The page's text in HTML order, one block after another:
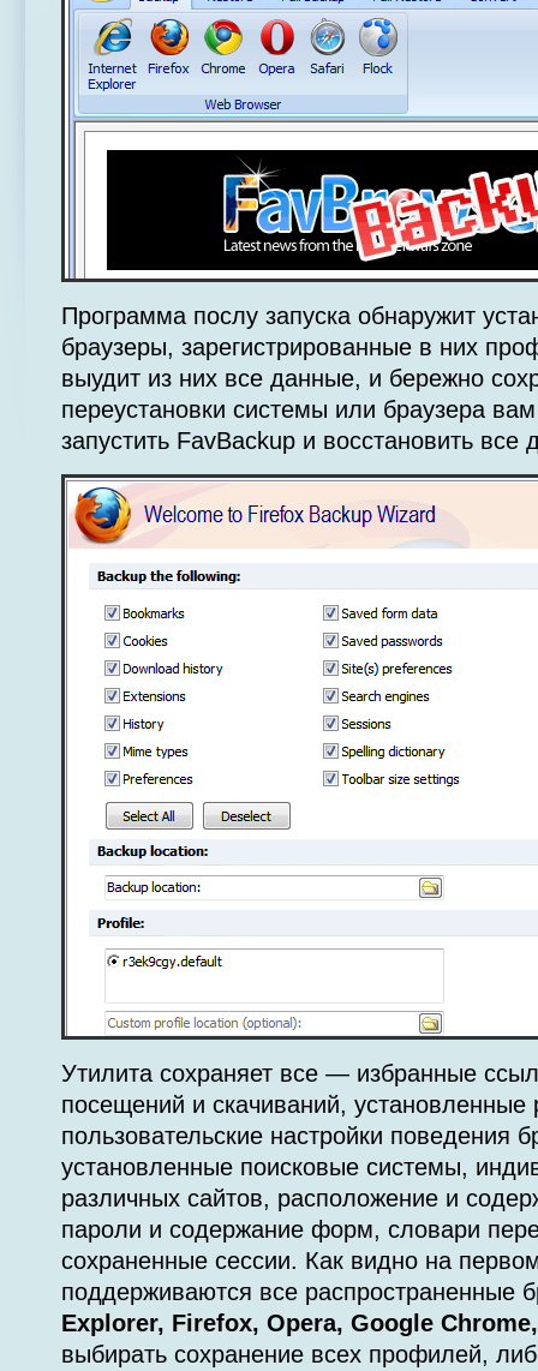
Программа послу запуска обнаружит
браузеры, зарегистрированные в них
выудит из них все данные, и бережно
переустановки системы или браузера
запустить FavBackup и восстановить все
Утилита сохраняет все — избранные
посещений и скачиваний,
пользовательские настройки поведения
установленные поисковые системы,
различных сайтов, расположение и
пароли и содержание форм, словари
сохраненные сессии. Как видно на
поддерживаются все распространенные
Explorer, Firefox, Opera, Google
выбирать сохранение всех профилей,